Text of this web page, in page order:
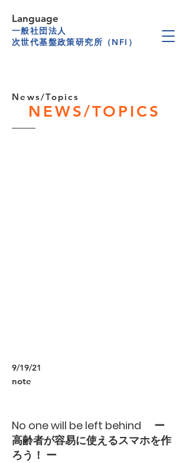
一般社団法人
次世代基盤政策研究所（NFI）
Language
News/Topics
NEWS/TOPICS
9/19/21
note
No one will be left behind ー
高齢者が容易に使えるスマホを作
ろう！ ー